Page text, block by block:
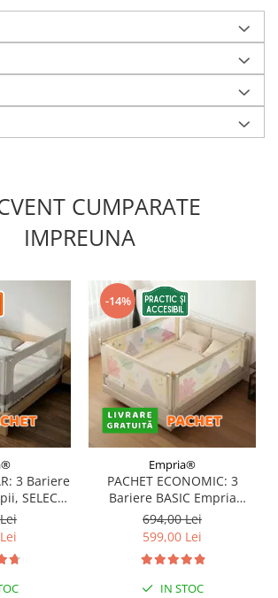
CUMPARATE
IMPREUNA
3 Bariere
SELECT,
-14%
Empria®
PACHET ECONOMIC: 3
Bariere BASIC Empria
protectie pat 160X200 cm +
bara stabilizatoare
694,00 Lei
599,00 Lei
IN STOC